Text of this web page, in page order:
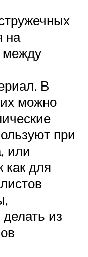
на
между
В
можно
при
или
как для
из